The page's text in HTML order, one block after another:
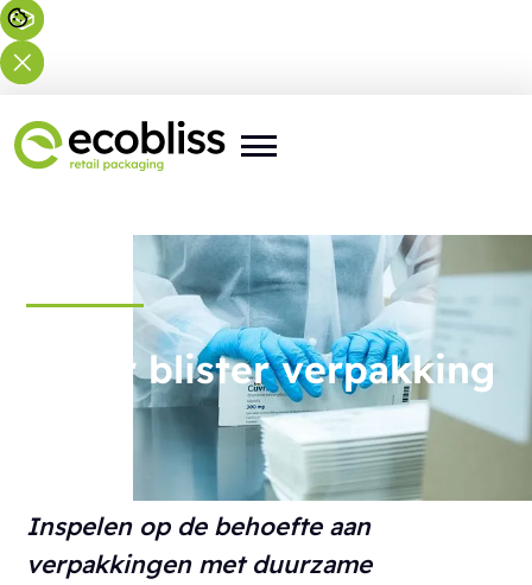
Paper blister verpakking
Inspelen op de behoefte aan
verpakkingen met duurzame